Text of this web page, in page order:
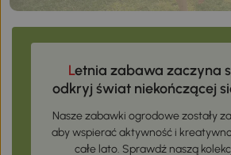
Letnia zabawa zaczyna się tutaj –
odkryj świat niekończącej
Nasze zabawki ogrodowe zostały
aby wspierać aktywność i
całe lato. Sprawdź naszą